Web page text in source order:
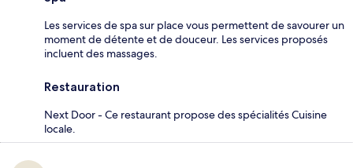
Les services de spa sur place vous permettent de savourer un
moment de détente et de douceur. Les services proposés
incluent des massages.
Restauration
Next Door - Ce restaurant propose des spécialités Cuisine
locale.